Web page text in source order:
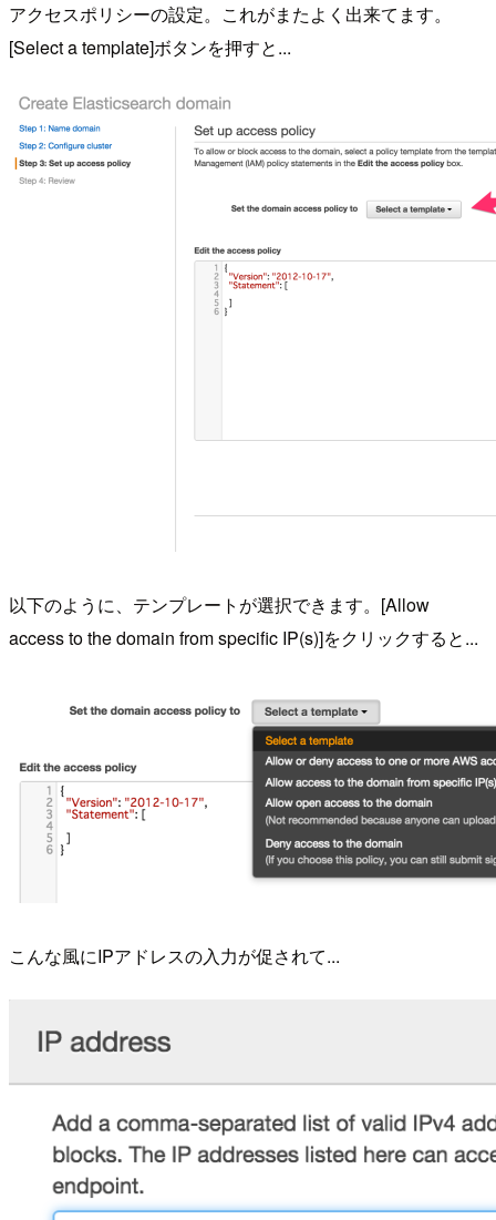
アクセスポリシーの設定。これがまたよく出来てます。
[Select a template]ボタンを押すと...
以下のように、テンプレートが選択できます。[Allow
access to the domain from specific IP(s)]をクリックすると...
こんな風にIPアドレスの入力が促されて...